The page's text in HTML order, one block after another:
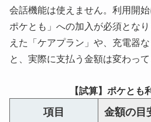
会話機能は使えません。利用開
ポケとも」への加入が必須とな
えた「ケアプラン」や、充電器
と、実際に支払う金額は変わって
【試算】ポケと
項目 金額の目